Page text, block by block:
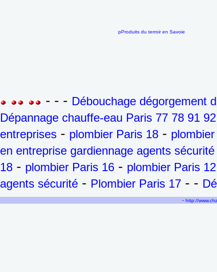
pProduits du terroir en Savoie
- - - Débouchage dégorgement
Dépannage chauffe-eau Paris 77 78 91
entreprises - plombier Paris 18 -
en entreprise gardiennage agents sécurité
18 - plombier Paris 16 - plombier Paris 12
agents sécurité - Plombier Paris 17 - -
-http://